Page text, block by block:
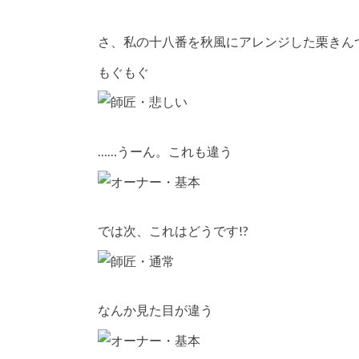
さ、私の十八番を秋風にアレンジした栗きん
もぐもぐ
……うーん。これも違う
では次、これはどうです!?
なんか見た目が違う